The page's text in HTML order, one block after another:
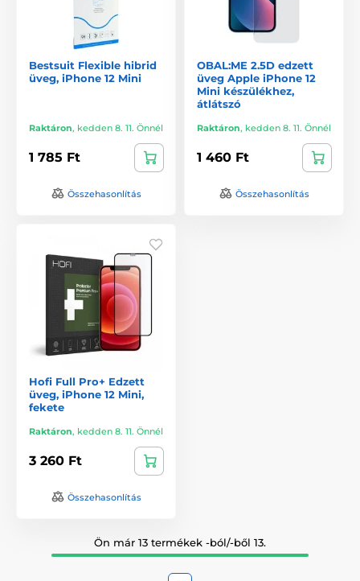
Bestsuit Flexible hibrid
üveg, iPhone 12 Mini
Raktáron, kedden 8. 11. Önnél
1 785 Ft
Összehasonlítás
OBAL:ME 2.5D edzett
üveg Apple iPhone 12
Mini készülékhez,
átlátszó
Raktáron, kedden 8. 11. Önnél
1 460 Ft
Összehasonlítás
Hofi Full Pro+ Edzett
üveg, iPhone 12 Mini,
fekete
Raktáron, kedden 8. 11. Önnél
3 260 Ft
Összehasonlítás
Ön már 13 termékek -ból/-ből 13.